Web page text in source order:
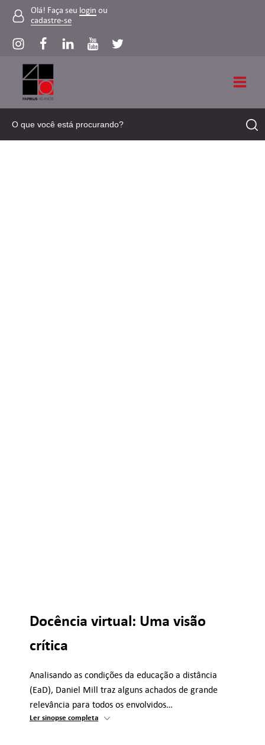
Olá! Faça seu login ou
cadastre-se
Docência virtual: Uma visão
crítica
Analisando as condições da educação a distância
(EaD), Daniel Mill traz alguns achados de grande
relevância para todos os envolvidos…
Ler sinopse completa